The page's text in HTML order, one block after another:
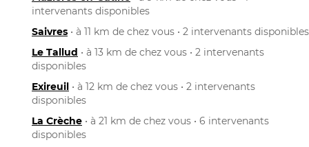
intervenants disponibles
Saivres • à 11 km de chez vous • 2 intervenants disponibles
Le Tallud • à 13 km de chez vous • 2 intervenants
disponibles
Exireuil • à 12 km de chez vous • 2 intervenants
disponibles
La Crèche • à 21 km de chez vous • 6 intervenants
disponibles